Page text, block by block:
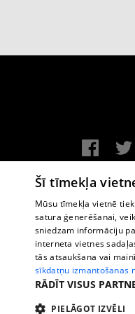
Vortal
Copyright
All rights
Šī tīmekļa
Mūsu tīmekļa vietnē
satura ģenerēšanai,
sniedzam informāciju
interneta vietnes
tās atsaukšana vai
sīkdatņu izmantošanas
RĀDĪT VISUS
PIELĀGOT IZVĒLI